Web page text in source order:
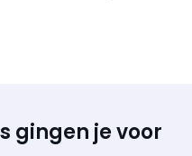
gingen je voor